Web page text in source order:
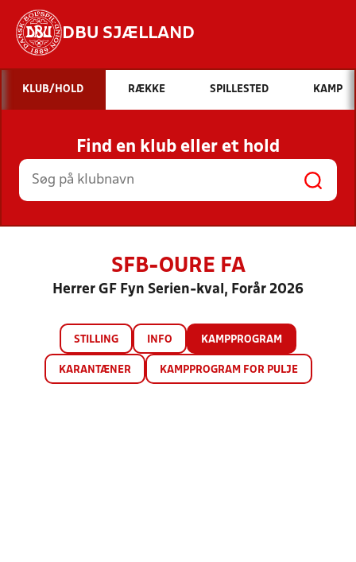
DBU SJÆLLAND
Hvad vil du søge efter?
INDHOLD OG NYHEDER
STILLINGER, RESULTATER, KLUBBER OG
HOLD
KLUB/HOLD RÆKKE SPILLESTED KAMP
Find en klub eller et hold
SFB-OURE FA
Herrer GF Fyn Serien-kval, Forår 2026
STILLING INFO KAMPPROGRAM
KARANTÆNER KAMPPROGRAM FOR PULJE